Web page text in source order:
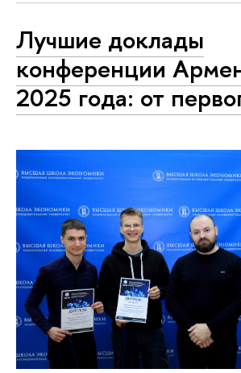
Лучшие доклады
конференции
2025 года: от